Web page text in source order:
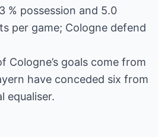
% possession and 5.0
per game; Cologne defend
Cologne’s goals come from
have conceded six from
equaliser.